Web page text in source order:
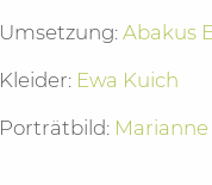
Umsetzung: Abakus
Kleider: Ewa Kuich
Porträtbild: